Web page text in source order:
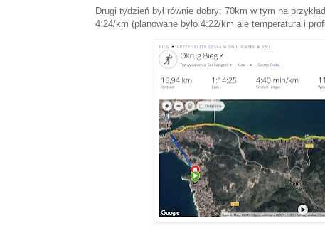
Drugi tydzień był równie dobry: 70km w tym na
4:24/km (planowane było 4:22/km ale temperatura i